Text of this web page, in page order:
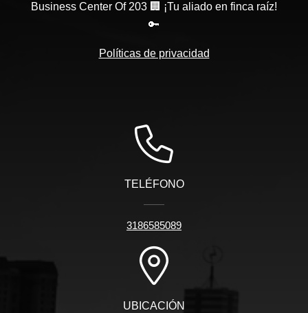
Business Center Of 203 🏢 ¡Tu aliado en finca raíz!
🔑
Políticas de privacidad
TELÉFONO
3186585089
UBICACIÓN